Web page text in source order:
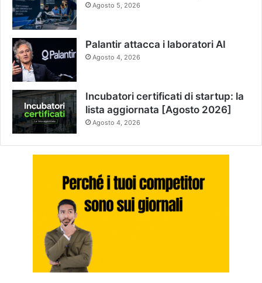
Agosto 5, 2026
Palantir attacca i laboratori AI
Agosto 4, 2026
Incubatori certificati di startup: la
lista aggiornata [Agosto 2026]
Agosto 4, 2026